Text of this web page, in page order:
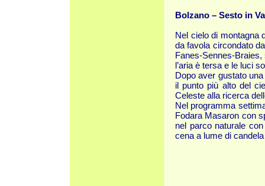
Bolzano – Sesto in
Nel cielo di montagna
da favola circondato
Fanes-Sennes-
l’aria è tersa e le luci
Dopo aver gustato
il punto più alto del
Celeste alla ricerca
Nel programma
Fodara Masaron con
nel parco naturale
cena a lume di